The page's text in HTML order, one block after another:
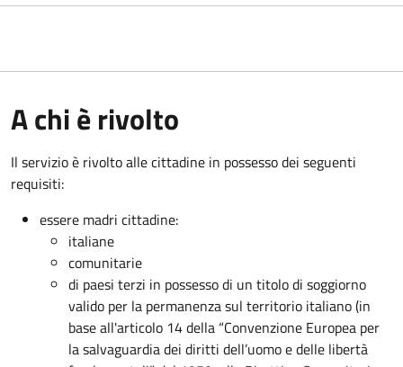
A chi è rivolto
Il servizio è rivolto alle cittadine in possesso dei seguenti
requisiti:
essere madri cittadine:
italiane
comunitarie
di paesi terzi in possesso di un titolo di soggiorno
valido per la permanenza sul territorio italiano (in
base all'articolo 14 della “Convenzione Europea per
la salvaguardia dei diritti dell’uomo e delle libertà